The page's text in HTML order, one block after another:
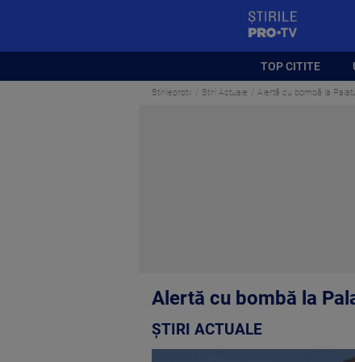
TOP CITITE
Stirileprotv Știri Actuale Alertă cu bombă la
Alertă cu bombă la
ȘTIRI ACTUALE